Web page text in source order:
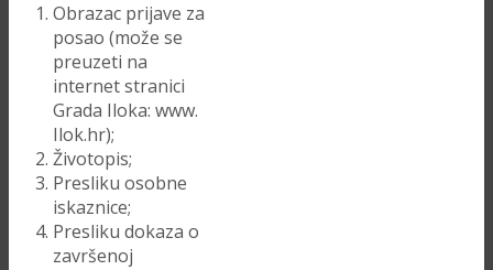
Obrazac prijave za
posao (može se
preuzeti na
internet stranici
Grada Iloka: www.
Ilok.hr);
Životopis;
Presliku osobne
iskaznice;
Presliku dokaza o
završenoj